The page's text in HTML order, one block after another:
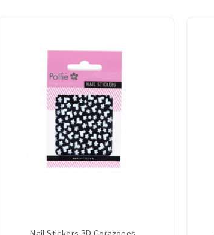
Nail Stickers 3D Corazones...